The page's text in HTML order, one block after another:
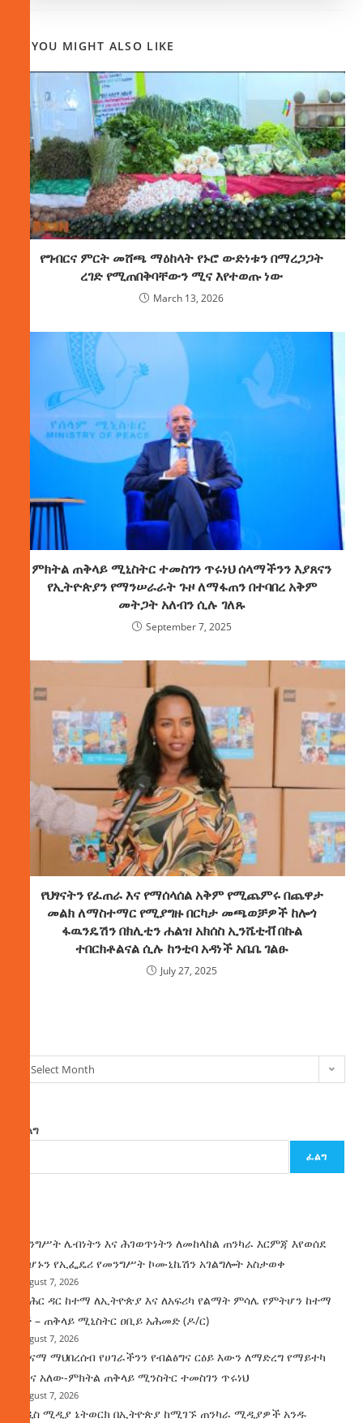
YOU MIGHT ALSO LIKE
የግብርና ምርት መሸጫ ማዕከላት የኑሮ ውድነቱን በማረጋጋት
ረገድ የሚጠበቅባቸውን ሚና እየተወጡ ነው
March 13, 2026
ምክትል ጠቅላይ ሚኒስትር ተመስገን ጥሩነህ ሰላማችንን እያጸናን
የኢትዮጵያን የማንሠራራት ጉዞ ለማፋጠን በተባበረ አቅም
መትጋት አለብን ሲሉ ገለጹ
September 7, 2025
የህፃናትን የፈጠራ እና የማሰላሰል አቅም የሚጨምሩ በጨዋታ
መልክ ለማስተማር የሚያግዙ በርካታ መጫወቻዎች ከሎጎ
ፋዉንዴሽን በክሊቲን ሐልዝ አክሰስ ኢንሼቲቭ በኩል
ተበርክቶልናል ሲሉ ከንቲባ አዳነች አቤቤ ገልፁ
July 27, 2025
Select Month
ፈልግ
ፈልግ
መንግሥት ሌብነትን እና ሕገወጥነትን ለመከላከል ጠንካራ እርምጃ እየወሰደ
መሆኑን የኢፌዴሪ የመንግሥት ኮሙኒኬሽን አገልግሎት አስታወቀ
August 7, 2026
የባሕር ዳር ከተማ ለኢትዮጵያ እና ለአፍሪካ የልማት ምሳሌ የምትሆን ከተማ
ነች – ጠቅላይ ሚኒስትር ዐቢይ አሕመድ (ዶ/ር)
August 7, 2026
ጤናማ ማህበረሰብ የሀገራችንን የብልፅግና ርዕይ እውን ለማድረግ የማይተካ
ሚና አለው-ምክትል ጠቅላይ ሚንስትር ተመስገን ጥሩነህ
August 7, 2026
አዲስ ሚዲያ ኔትወርክ በኢትዮጵያ ከሚገኙ ጠንካራ ሚዲያዎች አንዱ